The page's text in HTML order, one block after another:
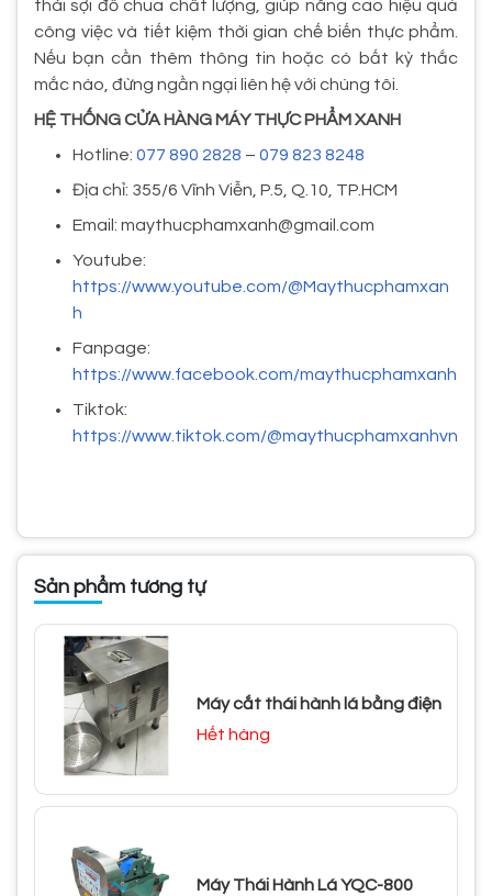
thái sợi đồ chua chất lượng, giúp nâng cao hiệu quả
công việc và tiết kiệm thời gian chế biến thực phẩm.
Nếu bạn cần thêm thông tin hoặc có bất kỳ thắc
mắc nào, đừng ngần ngại liên hệ với chúng tôi.
HỆ THỐNG CỬA HÀNG MÁY THỰC PHẨM XANH
Hotline: 077 890 2828 – 079 823 8248
Địa chỉ: 355/6 Vĩnh Viễn, P.5, Q.10, TP.HCM
Email: maythucphamxanh@gmail.com
Youtube:
https://www.youtube.com/@Maythucphamxan
h
Fanpage:
https://www.facebook.com/maythucphamxanh
Tiktok:
https://www.tiktok.com/@maythucphamxanhvn
Sản phẩm tương tự
Máy cắt thái hành lá bằng điện
Hết hàng
Máy Thái Hành Lá YQC-800